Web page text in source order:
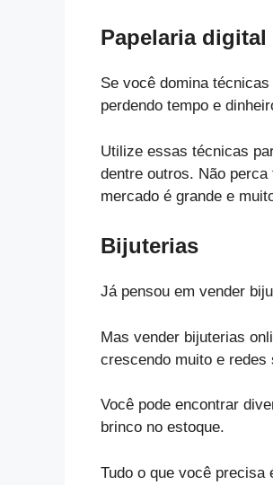
Papelaria digital
Se você domina
perdendo tempo e
Utilize essas técnicas
dentre outros. Não
mercado é grande e
Bijuterias
Já pensou em vender
Mas vender bijuterias
crescendo muito e
Você pode encontrar
brinco no estoque.
Tudo o que você precisa